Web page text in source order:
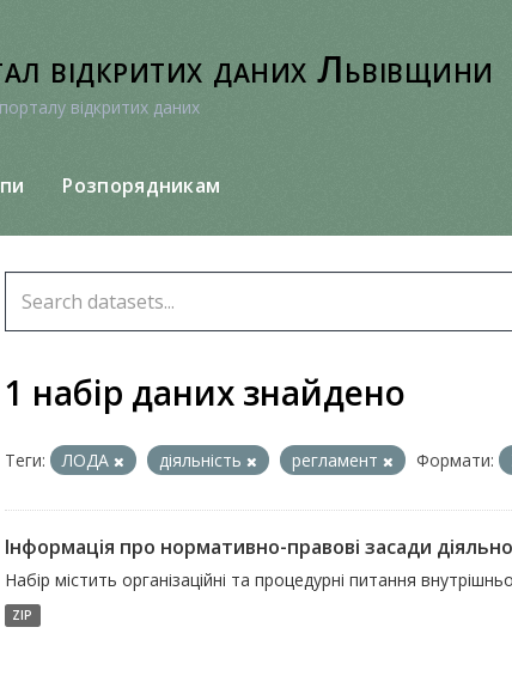
відкритих даних Львівщини
відкритих даних
Розпорядникам
1 набір даних знайдено
Теги: ЛОДА діяльність регламент Формати:
Інформація про нормативно-правові засади
Набір містить організаційні та процедурні питання
ZIP